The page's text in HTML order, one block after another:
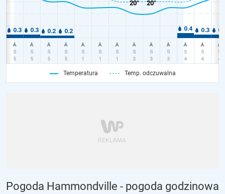
Temperatura Temp. odczuwalna
Pogoda Hammondville - pogoda godzinowa